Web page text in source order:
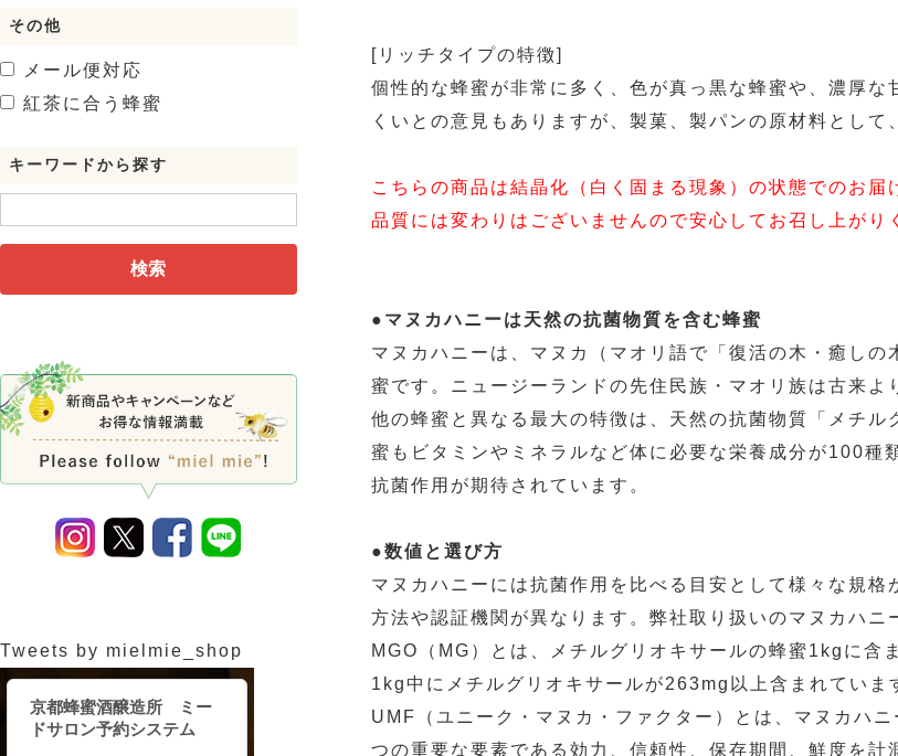
[リッチタイプの特徴]
個性的な蜂蜜が非常に多く、色が真っ黒な蜂蜜や、濃厚
くいとの意見もありますが、製菓、製パンの原材料とし
こちらの商品は結晶化（白く固まる現象）の状態でのお届
品質には変わりはございませんので安心してお召し上がり
●マヌカハニーは天然の抗菌物質を含む蜂蜜
マヌカハニーは、マヌカ（マオリ語で「復活の木・癒し
蜜です。ニュージーランドの先住民族・マオリ族は古来
他の蜂蜜と異なる最大の特徴は、天然の抗菌物質「メチ
蜜もビタミンやミネラルなど体に必要な栄養成分が100種
抗菌作用が期待されています。
●数値と選び方
マヌカハニーには抗菌作用を比べる目安として様々な規
方法や認証機関が異なります。弊社取り扱いのマヌカハ
MGO（MG）とは、メチルグリオキサールの蜂蜜1kgに含
1kg中にメチルグリオキサールが263mg以上含まれていま
UMF（ユニーク・マヌカ・ファクター）とは、マヌカハ
つの重要な要素である効力、信頼性、保存期間、鮮度を
その他
メール便対応
紅茶に合う蜂蜜
キーワードから探す
検索
Tweets by mielmie_shop